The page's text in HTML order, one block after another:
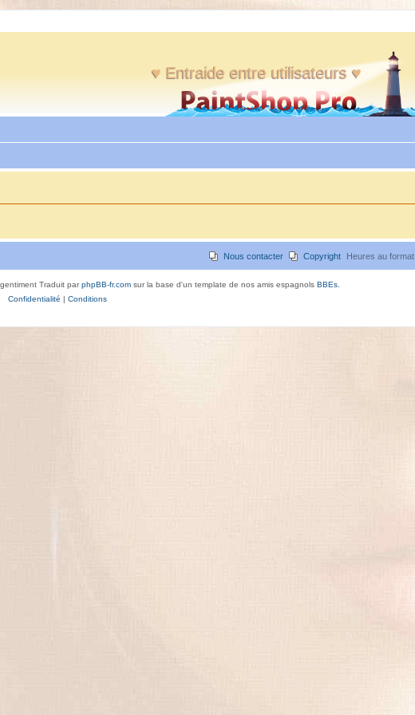
♥ Entraide entre utilisateurs ♥
Heures au format
Copyright
Nous contacter
Traduit parphpBB-fr.com sur la base d'un template de nos amis espagnols BBEs
Confidentialité | Conditions